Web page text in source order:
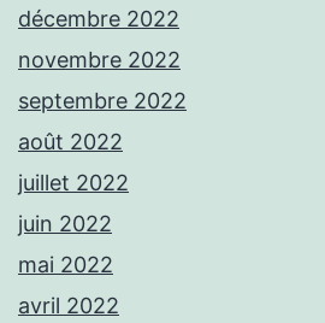
décembre 2022
novembre 2022
septembre 2022
août 2022
juillet 2022
juin 2022
mai 2022
avril 2022